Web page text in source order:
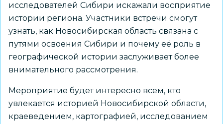
исследователей Сибири искажали восприятие
истории региона. Участники встречи смогут
узнать, как Новосибирская область связана с
путями освоения Сибири и почему её роль в
географической истории заслуживает более
внимательного рассмотрения.
Мероприятие будет интересно всем, кто
увлекается историей Новосибирской области,
краеведением, картографией, исследованием